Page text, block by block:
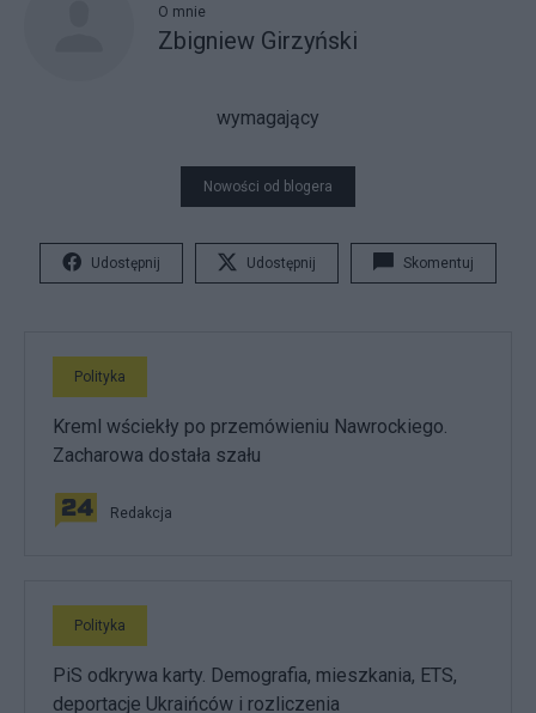
O mnie
Zbigniew Girzyński
wymagający
Nowości od blogera
Udostępnij Udostępnij Skomentuj
Polityka
Kreml wściekły po przemówieniu Nawrockiego.
Zacharowa dostała szału
Redakcja
Polityka
PiS odkrywa karty. Demografia, mieszkania, ETS,
deportacje Ukraińców i rozliczenia